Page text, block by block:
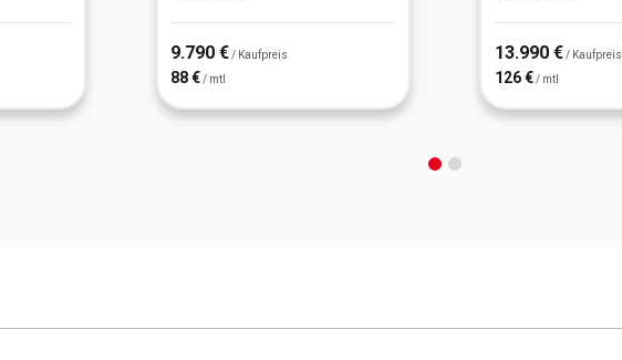
9.790 € / Kaufpreis
88 € / mtl
13.990 € / Kaufpreis
126 € / mtl